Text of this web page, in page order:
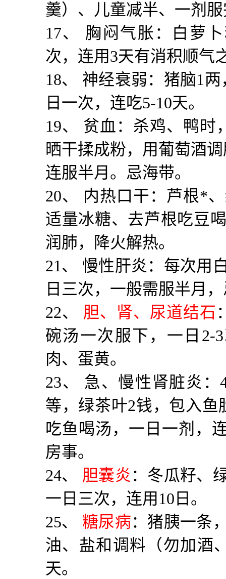
羹）、儿童减半、一剂
17、 胸闷气胀：白萝
次，连用 3天有消积顺气
18、 神经衰弱：猪脑1 两
日一次，连吃5-10天。
19、 贫血：杀鸡、鸭时
晒干揉成粉，用葡萄酒
连服半月。忌海带。
20、 内热口干：芦根*
适量冰糖、去芦根吃豆
润肺，降火解热。
21 、 慢性肝炎：每次用
日三次，一般需服半月
22、 胆、肾、尿道结石
碗汤一次服下，一日 2-3
肉、蛋黄。
23、 急、慢性肾脏炎：
等，绿茶叶2钱，包入鱼
吃鱼喝汤，一日一剂，
房事。
24、 胆囊炎 ：冬瓜籽、
一日三次，连用 10 日。
25、 糖尿病：猪胰一条
油、盐和调料（勿加酒
天。